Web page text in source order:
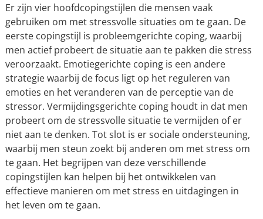
Er zijn vier hoofdcopingstijlen die mensen vaak
gebruiken om met stressvolle situaties om te gaan. De
eerste copingstijl is probleemgerichte coping, waarbij
men actief probeert de situatie aan te pakken die stress
veroorzaakt. Emotiegerichte coping is een andere
strategie waarbij de focus ligt op het reguleren van
emoties en het veranderen van de perceptie van de
stressor. Vermijdingsgerichte coping houdt in dat men
probeert om de stressvolle situatie te vermijden of er
niet aan te denken. Tot slot is er sociale ondersteuning,
waarbij men steun zoekt bij anderen om met stress om
te gaan. Het begrijpen van deze verschillende
copingstijlen kan helpen bij het ontwikkelen van
effectieve manieren om met stress en uitdagingen in
het leven om te gaan.